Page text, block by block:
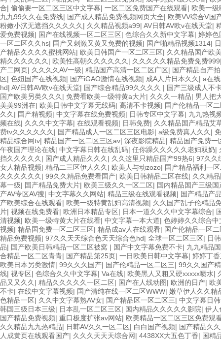
合| 偷偷要一区二区三区中文字幕| 一区二区免费国产在线观看| 欧美一
九九99久久在免费线| 国产成人精品免费视频网页大全| 欧美VV综合Ⅴ国
粉嫩小泬无遮挡久久久久久 | 久久精品视频a99| AV日韩AV欧v在线天堂|
爱免费视频| 国产在线视频一区二区三区| 色综合久久新中文字幕| 婷婷色
一区二区久久hs| 国产又刺激又黄又免费的视频| 国产啪精品视频1314|
产精品久久久久蜜桃网站| 欧美日韩国产一区二区三区| 久久精品国产欧
精久久久久久久 | 欧美性高朝久久久久久久 | 久久久久久精品免费免费999
产二网页| 久久久久AV一级| 精品国产高清一区二区广区| 国产精品自产
区| 色妞国产在线视频| 国产iGAO激情在线视频| 成A人片日本久久 | a在
hd| AV日韩AV欧v在线天堂| 国产综合精品99久久久久 | 国产三级成人不
国产欧美另类久久久 | 免费看欧美一级特黄a大片| 久久久一精品| 男人把
美美99洲在| 欧美日韩中文字幕无线码| 高清不卡视频| 国产伦精品一区
久久 | 国产精视频| 中文字幕在线免费视频| 日韩专区中文字幕| 九九热视
频在线| 久久久中文字幕| 在线观看视频| 日韩免费| 久久精品国产精品艾
费tv久久久久久久 | 国产精品成人一区二区三区电影| a级免费真人久久 |
精品综合网tv| 精品国产一区二区三区av| 深夜影院精品| 精品国产免费一
午夜国产理论在线| 中文字幕日韩在线乱码| 任你躁久久久久久老妇双奶|
挡久久久久久 | 国产成人精品久久久 | 久久这里只精品国产99热6| 97久久
女人精品视频| 精品二三区伊人久久 | 欧美人与动zozo| 国产精品福利一
久久久久久久 | 99久久精品免费看国产| 欧美日韩精品二区在线| 久久精
幕一级| 国产精品免费大片| 欧美三级久久一区二区| 国内精品国产三级国
产AV专区AV搜| 中文字幕久久网站| 精品三级在线观看视频| 国产精品产
产欧美综合在线观看| 欧美一级特黄乱妇高清视频| 久久国产乱子伦精品
片| 视频在线免费看| 欧洲日本精品专区| 日本一道久久久中文字幕综合|
清视频| 欧美一级特黄大片在线看| 中文字幕一本大道| 色婷婷久久综合中
视频| 精品国免费一区二区三区| 精品成av人在线观看| 国产伦精品一区
精品免费视频| 97久久天天综合色天天综合色hd| 全球一区二区三区| 日
品| 国产欧美日韩精品一区二区被窝 | 国产中文字幕免费不卡| 九九精品
合精品一区二区青青| 国产精品第25页| 一日欧美日韩中文字幕| 婷婷丁
欧美日本另类激情| 99久久久国产| 国产伦精品一区二区三| 99久久国产
线| 视专区| 色综合久久中文字幕| Va在线| 欧美黑人又粗又硬xxxxx喷水|
品又又久久 | 精品久久久久久一区二区| 国产在人线动图| 欧洲的日产| 欧
不卡| 在线中文字幕视频| 国产清纯在线一区二区WWW| 嫩草伊人久久精
色精品一区| 久久中文字幕熟AV女| 国产精品区一区二区三| 中文字幕日
韩国三级日本三级| 日本乱一区二区三区| 国内精品久久久久久影院| 伊人
国产精品免费视频| 重口极度扩张av网站| 欧美精品一区二区三区免费观
久久精品九九热精品| 日韩AV久久一区二区| 白白国产视频| 国产精品久
人成黄页在线观看国产| 久久久天天天综合网| 4438XX大五色丁香| 国精